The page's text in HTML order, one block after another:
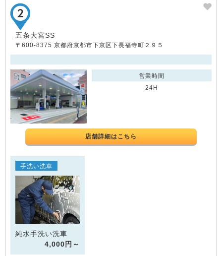
五条大宮SS
〒600-8375 京都府京都市下京区下長福寺町２９５
営業時間
24H
店舗詳細はこちら
手洗い洗車
純水手洗い洗車
4,000円～